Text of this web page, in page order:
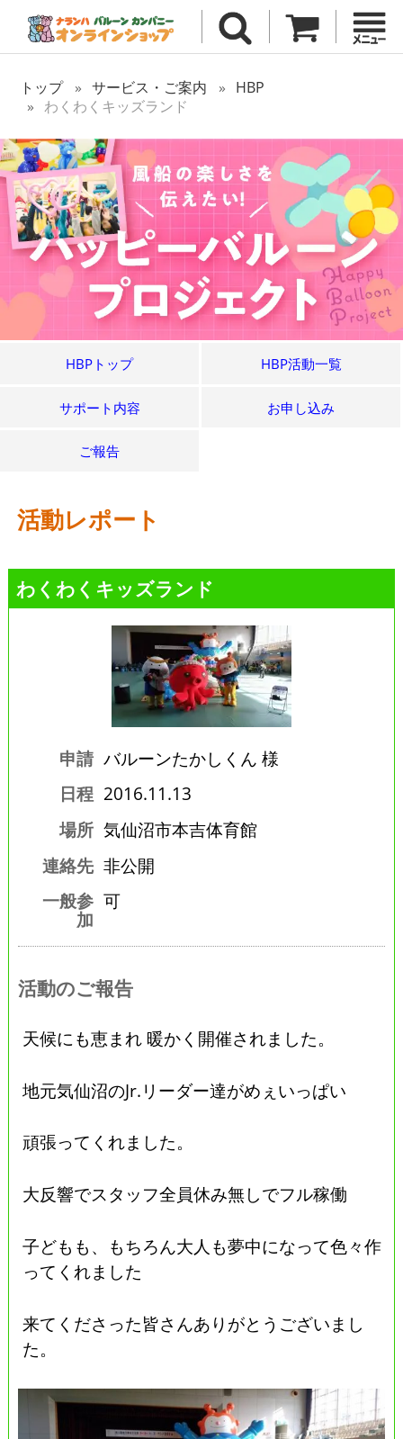
トップ サービス・ご案内
HBP
わくわくキッズランド
HBPトップ HBP活動一覧
サポート内容 お申し込み
ご報告
活動レポート
わくわくキッズランド
申請 バルーンたかしくん 様
日程 2016.11.13
場所 気仙沼市本吉体育館
連絡先 非公開
一般参
加
可
活動のご報告
天候にも恵まれ 暖かく開催されました。
地元気仙沼のJr.リーダー達がめぇいっぱい
頑張ってくれました。
大反響でスタッフ全員休み無しでフル稼働
子どもも、もちろん大人も夢中になって色々作
ってくれました
来てくださった皆さんありがとうございまし
た。